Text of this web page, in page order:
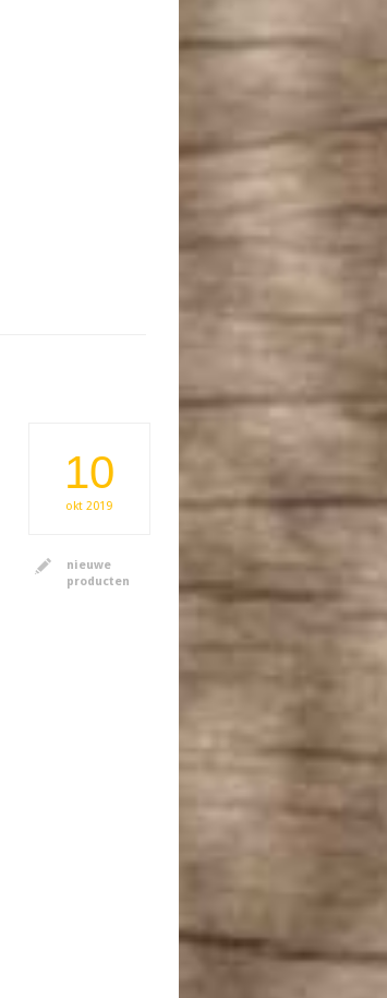
10
okt 2019
nieuwe
producten